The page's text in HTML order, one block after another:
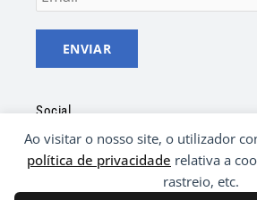
Ao visitar o nosso site, o utilizador
política de privacidade relativa a
rastreio, etc.
Social
F
a
e
Y
o
t